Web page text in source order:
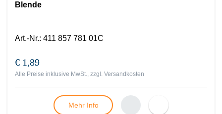
Blende
Art.-Nr.: 411 857 781 01C
€ 1,89
Alle Preise inklusive MwSt., zzgl. Versandkosten
Mehr Info